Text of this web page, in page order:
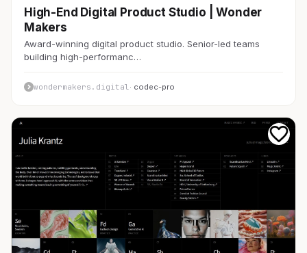
High-End Digital Product Studio | Wonder
Makers
Award-winning digital product studio. Senior-led teams
building high-performanc…
wondermakers.digital · codec-pro